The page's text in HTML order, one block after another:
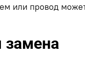
или провод
замена